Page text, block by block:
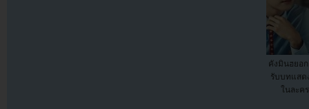
คังมินฮยอ
รับบทแสด
ในละค